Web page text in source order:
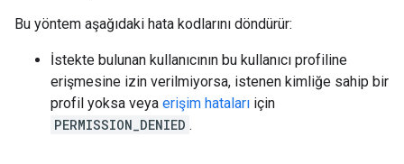
Bu yöntem aşağıdaki hata kodlarını döndürür:
İstekte bulunan kullanıcının bu kullanıcı profiline
erişmesine izin verilmiyorsa, istenen kimliğe sahip bir
profil yoksa veya erişim hataları için
PERMISSION_DENIED .